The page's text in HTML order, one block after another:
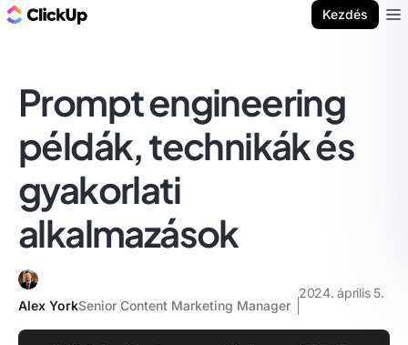
Kezdés
Prompt engineering
példák, technikák és
gyakorlati
alkalmazások
Alex YorkSenior Content Marketing Manager
2024. április 5.